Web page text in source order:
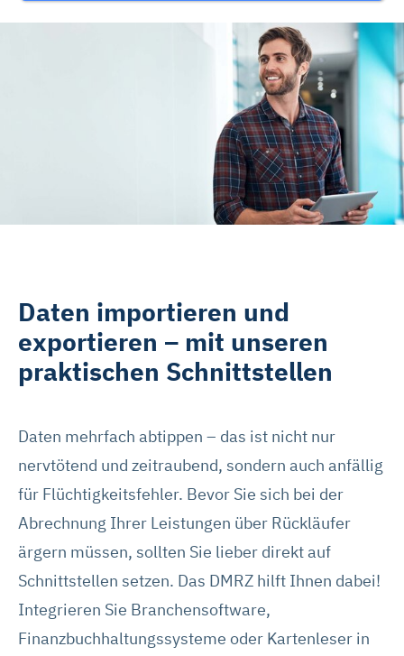
Telematikinfrastruktur (TI)
Daten importieren und
exportieren – mit unseren
praktischen Schnittstellen
Daten mehrfach abtippen – das ist nicht nur
nervtötend und zeitraubend, sondern auch anfällig
für Flüchtigkeitsfehler. Bevor Sie sich bei der
Abrechnung Ihrer Leistungen über Rückläufer
ärgern müssen, sollten Sie lieber direkt auf
Schnittstellen setzen. Das DMRZ hilft Ihnen dabei!
Integrieren Sie Branchensoftware,
Finanzbuchhaltungssysteme oder Kartenleser in